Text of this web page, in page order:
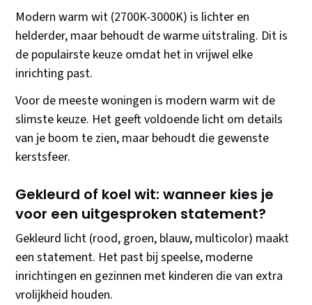
Modern warm wit (2700K-3000K) is lichter en
helderder, maar behoudt de warme uitstraling. Dit is
de populairste keuze omdat het in vrijwel elke
inrichting past.
Voor de meeste woningen is modern warm wit de
slimste keuze. Het geeft voldoende licht om details
van je boom te zien, maar behoudt die gewenste
kerstsfeer.
Gekleurd of koel wit: wanneer kies je
voor een uitgesproken statement?
Gekleurd licht (rood, groen, blauw, multicolor) maakt
een statement. Het past bij speelse, moderne
inrichtingen en gezinnen met kinderen die van extra
vrolijkheid houden.